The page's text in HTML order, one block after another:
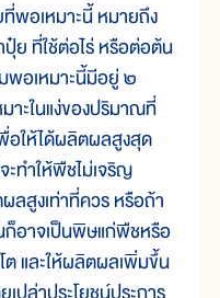
เหมาะนี้ หมายถึง
ย ที่ใช้ต่อไร่ หรือต่อต้น
พอเหมาะนี้มีอยู่ ๒
ะในแง่ของปริมาณที่
อให้ได้ผลิตผลสูงสุด
ทำให้พืชไม่เจริญ
ลสูงเท่าที่ควร หรือถ้า
ก็อาจเป็นพิษแก่พืชหรือ
ต และให้ผลิตผลเพิ่มขึ้น